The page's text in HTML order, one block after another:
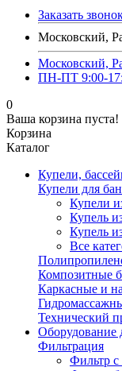
Заказать
Московский,
Московский,
ПН-ПТ 9:00-
0
Ваша корзина пуста!
Корзина
Каталог
Купели,
Купели для
Купели
Купель
Купель
Все
Композитные
Каркасные и
Технический
Оборудование
Фильтрация
Фильтр с